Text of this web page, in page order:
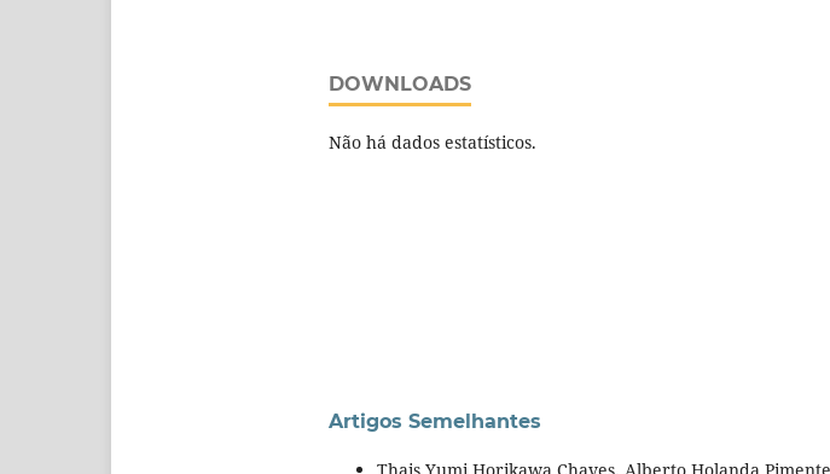
DOWNLOADS
Não há dados estatísticos.
Artigos Semelhantes